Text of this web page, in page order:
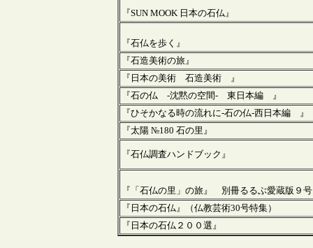
『SUN MOOK 日本の石仏』
『石仏を歩く』
『石造美術の旅』
『日本の美術 石造美術 』
『石の仏 -沈黙の空間- 東日本編 』
『ひそかなる時の流れに-石の仏-西日本編 』
『太陽 №180 石の里』
『石仏調査ハンドブック』
『「石仏の里」の旅』 別冊るるぶ愛蔵版９号
『日本の石仏』（仏教芸術30号特集）
『日本の石仏２００選』